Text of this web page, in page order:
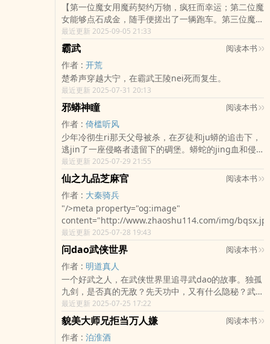
【第一位魔女用魔药契约万物，疯狂而幸运；第二位魔
女能够点石成金，随手便搓出了一辆跑车。第三位魔女
脚下伏跪万人，只有她能将他们拯救，最后一位魔女背
负神秘的枷锁，无人知晓她的血脉。】..
最近更新 2025-09-05 21:33
霸武 阅读本书
作者 : 开荒
楚希声穿越大宁，在霸武王陵nei死而复生。
最近更新 2025-07-31 20:13
邪蟒神瞳 阅读本书
作者 : 倚槛听风
少年冷彻生ri那天父母被杀，在歹徒和ju蟒的追击下，
逃jin了一座侵略者遗留下的碉堡。蟒蛇的jing血和侵
略者留下的生化药物让他基因突变，拥有了诸多逆天的
超能力。且看少年冷彻如何走向自强之路，叱咤风
云，..
最近更新 2025-07-29 21:55
仙之九品芝麻官 阅读本书
作者 : 大秦骑兵
"/>meta property="og:image"
content="http://www.zhaoshu114.com/img/
最近更新 2025-07-28 19:43
问dao武侠世界 阅读本书
作者 : 明道真人
一个好武之人，在武侠世界里追寻武dao的故事。独孤
九剑，是否真的无敌？先天功中，又有什么隐秘？武
dao之途，何时才是尽tou……一切尽在《问dao武侠世
界》。PS：本书原...
最近更新 2025-07-25 17:22
貌美大师兄拒当万人嫌 阅读本书
作者 : 泊淮酒